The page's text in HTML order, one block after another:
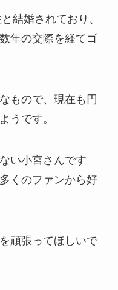
結婚されており、
年の交際を経てゴ
もので、現在も円
うです。
い小宮さんです
くのファンから好
頑張ってほしいで